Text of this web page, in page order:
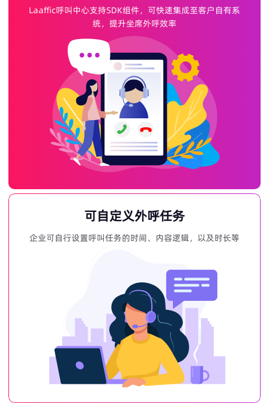
Laaffic呼叫中心支持SDK组件，可快速集成至客户自有系
统，提升坐席外呼效率
可自定义外呼任务
企业可自行设置呼叫任务的时间、内容逻辑，以及时长等